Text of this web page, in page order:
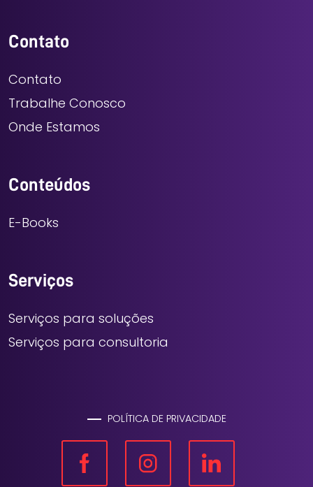
Contato
Contato
Trabalhe Conosco
Onde Estamos
Conteúdos
E-Books
Serviços
Serviços para soluções
Serviços para consultoria
POLÍTICA DE PRIVACIDADE